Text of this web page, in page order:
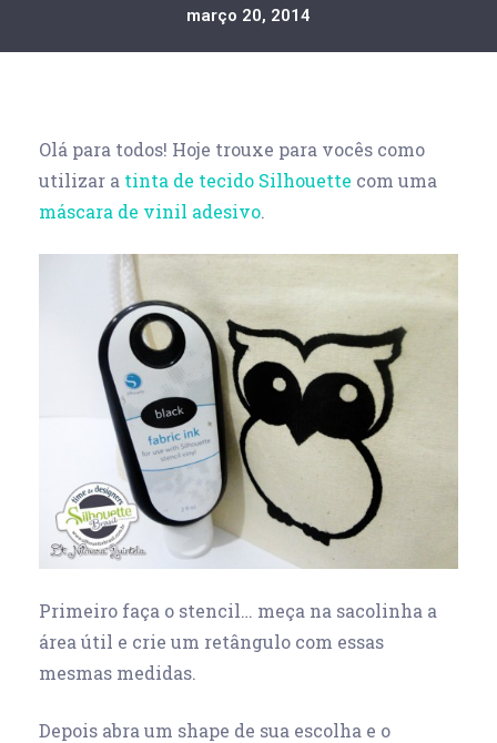
março 20, 2014
Olá para todos! Hoje trouxe para vocês como
utilizar a tinta de tecido Silhouette com uma
máscara de vinil adesivo.
Primeiro faça o stencil… meça na sacolinha a
área útil e crie um retângulo com essas
mesmas medidas.
Depois abra um shape de sua escolha e o